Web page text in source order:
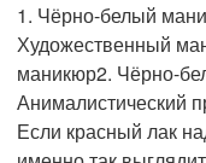
1. Чёрно-белый
Художественный
маникюр2. Чёрно-
Анималистический
Если красный лак